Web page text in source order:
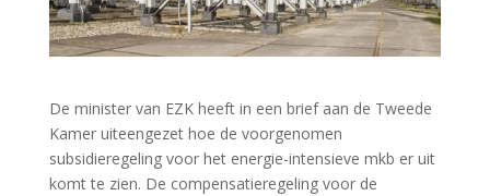
De minister van EZK heeft in een brief aan de Tweede
Kamer uiteengezet hoe de voorgenomen
subsidieregeling voor het energie-intensieve mkb er uit
komt te zien. De compensatieregeling voor de